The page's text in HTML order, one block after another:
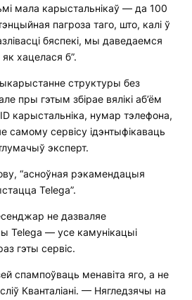
мала карыстальнікаў — да 100
пагроза таго, што, калі ў
бяспекі, мы даведаемся
хацелася б”.
структуры без
пры гэтым збірае вялікі аб’ём
карыстальніка, нумар тэлефона,
самому сервісу ідэнтыфікаваць
эксперт.
“асноўная рэкамендацыя
Telega”.
не дазваляе
Telega — усе камунікацыі
гэты сервіс.
спампоўваць менавіта яго, а не
Кванталіані. — Нягледзячы на